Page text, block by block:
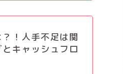
！人手不足は関
キャッシュフロ